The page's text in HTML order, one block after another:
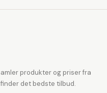
produkter og priser fra
det bedste tilbud.